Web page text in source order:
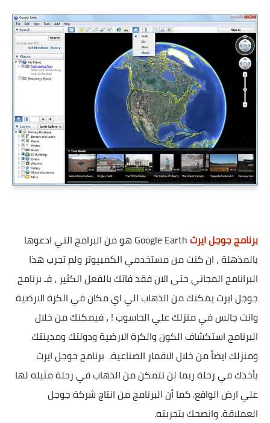
برنامج جوجل ايرث
Google Earth هو من البرامج التي ادعوها
بالمذهلة ، ان كنت من مستخدمي الكمبيوتر ولم تجرب هذا
البرانامج المجاني حتي الان فقد فاتك بالفعل الكثير ، فـ برنامج
جوجل ايرث يمكنك من الذهاب الي اي مكان في الكرة الارضية
وانت جالس في منزلك علي الحاسوب ! ، فيمكنك من خلال
البرنامج استكشاف الكون والكرة الارضية ودولتك ومدينتك
ومنزلك ايضاً من خلال الاقمار الصناعية. برنامج جوجل ايرث
يأخذك في رحلة ربما لن تتمكن من الذهاب في رحلة مثيله لها
علي ارض الواقع. كما أن البرنامج من انتاج شركة جوجل
العملاقة. وانصحك بتجربته.